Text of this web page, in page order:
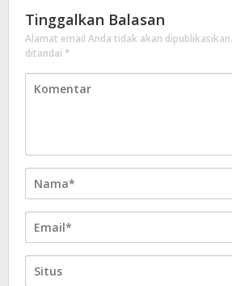
Tinggalkan Balasan
Alamat email Anda tidak akan dipublikasikan.
ditandai *